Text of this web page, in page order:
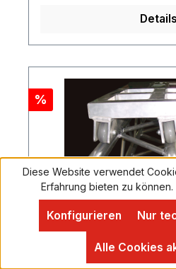
Details
Rabatt
%
F34 Sleeve horizontal
Diese Website verwendet
Erfahrung bieten zu können.
Nur
Konfigurieren
Alle Cookies